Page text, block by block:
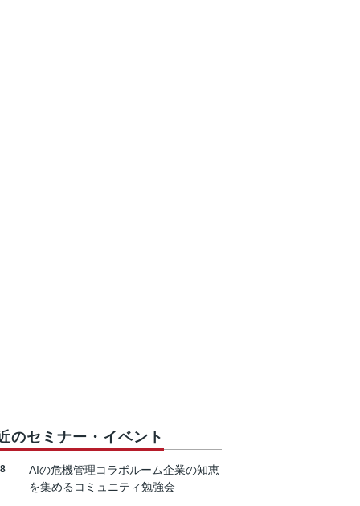
のセミナー・イベント
AIの危機管理コラボルーム企業の知恵
を集めるコミュニティ勉強会